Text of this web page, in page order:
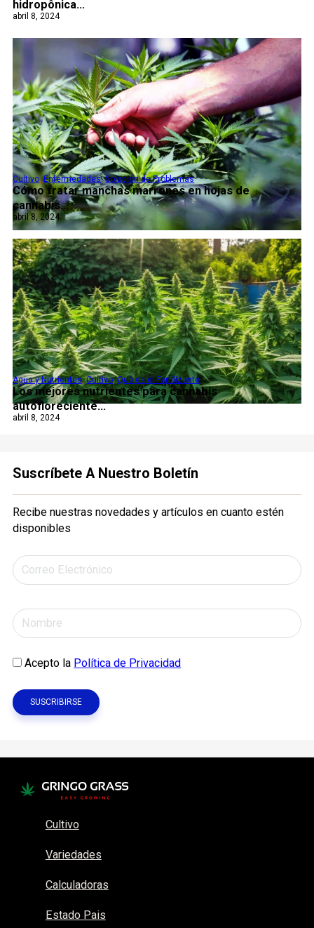
hidropônica...
abril 8, 2024
Cómo tratar manchas marrones en hojas de
cannabis...
Cultivo,Enfermedades,Solución de Problemas
abril 8, 2024
Los mejores nutrientes para cannabis
autofloreciente...
Agua y Nutrientes,Cultivo,Qué es el Fertilizante
abril 8, 2024
Suscríbete A Nuestro Boletín
Recibe nuestras novedades y artículos en cuanto estén
disponibles
Acepto la Política de Privacidad
Cultivo
Variedades
Calculadoras
Estado Pais